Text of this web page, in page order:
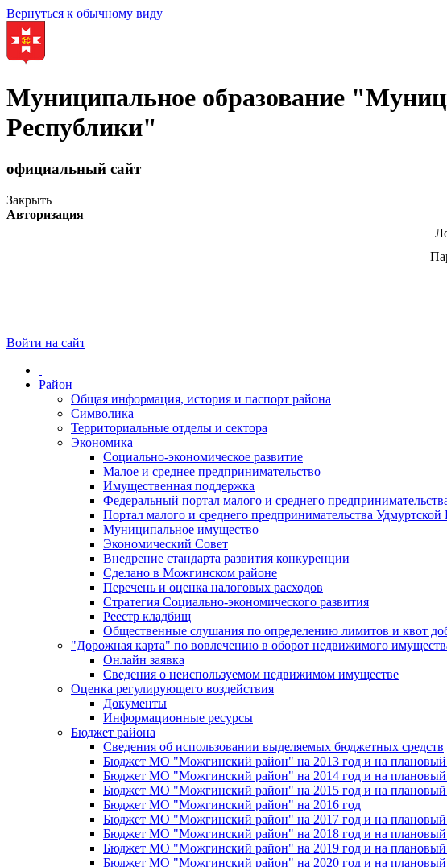
Вернуться к обычному виду
Муниципальное образование
Республики"
официальный сайт
Закрыть
Авторизация
Войти на сайт
Район
Общая информация, история и паспорт района
Символика
Территориальные отделы и сектора
Экономика
Социально-экономическое развитие
Малое и среднее предпринимательство
Имущественная поддержка
Федеральный портал малого и среднего
Портал малого и среднего предпринимательства Удмуртской
Муниципальное имущество
Экономический Совет
Внедрение стандарта развития конкуренции
Сделано в Можгинском районе
Перечень и оценка налоговых расходов
Стратегия Социально-экономического развития
Реестр кладбищ
Общественные слушания по определению лимитов и квот
"Дорожная карта" по вовлечению в оборот недвижимого
Онлайн заявка
Сведения о неиспользуемом недвижимом имуществе
Оценка регулирующего воздействия
Документы
Информационные ресурсы
Бюджет района
Сведения об использовании выделяемых бюджетных средств
Бюджет МО "Можгинский район" на 2013 год и на плановый
Бюджет МО "Можгинский район" на 2014 год и на плановый
Бюджет МО "Можгинский район" на 2015 год и на плановый
Бюджет МО "Можгинский район" на 2016 год
Бюджет МО "Можгинский район" на 2017 год и на плановый
Бюджет МО "Можгинский район" на 2018 год и на плановый
Бюджет МО "Можгинский район" на 2019 год и на плановый
Бюджет МО "Можгинский район" на 2020 год и на плановый